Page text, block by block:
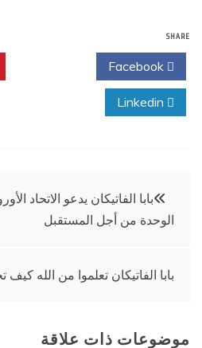
SHARE
تصفّح
المقالات
بابا الفاتيكان يدعو الاتحاد
الوحدة من أجل المستقبل
بابا الفاتيكان تعلموا من الله كيف
موضوعات ذات علاقة